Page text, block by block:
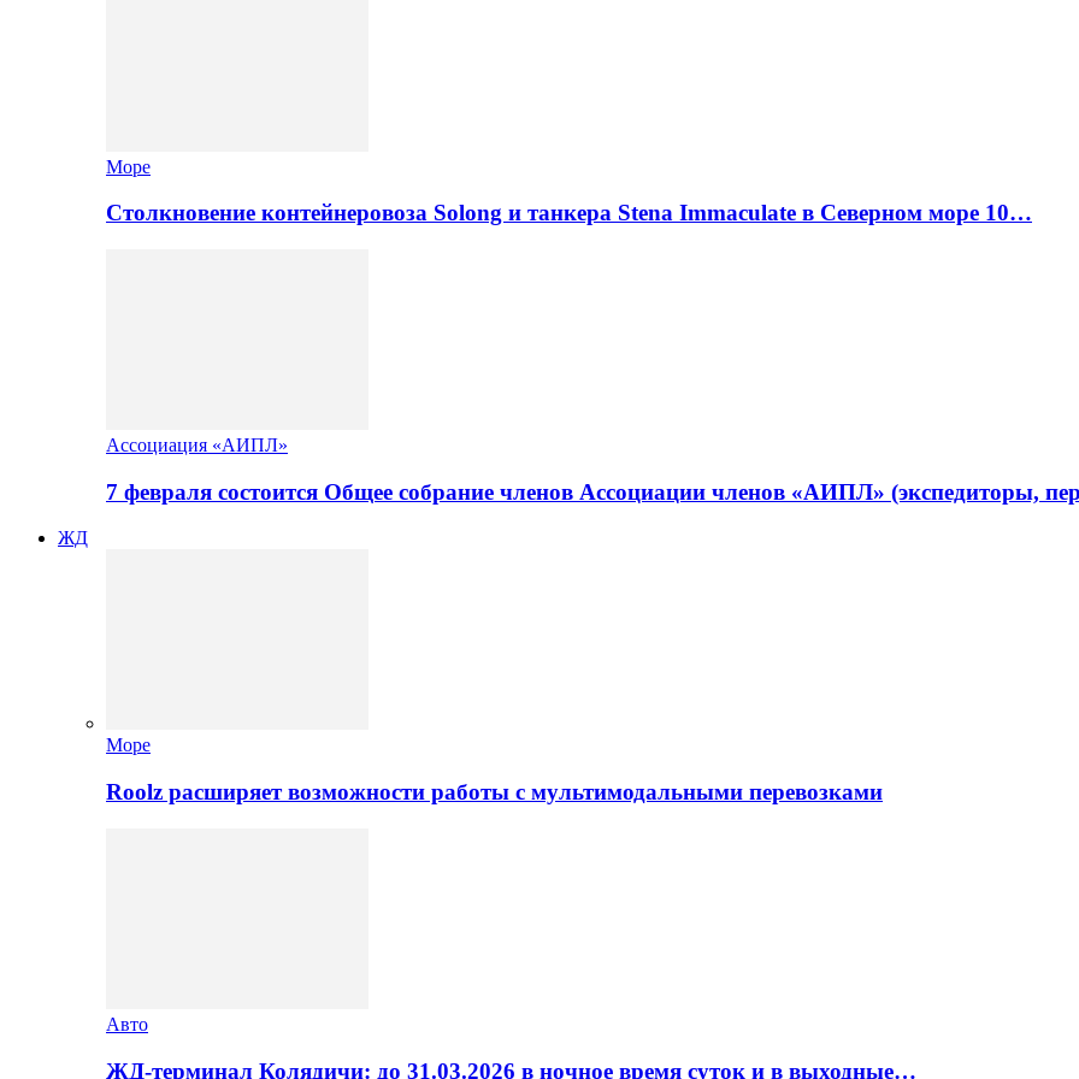
Море
Столкновение контейнеровоза Solong и танкера Stena Immaculate в Северном море 10…
Ассоциация «АИПЛ»
7 февраля состоится Общее собрание членов Ассоциации членов «АИПЛ» (экспедиторы,
ЖД
Море
Roolz расширяет возможности работы с мультимодальными перевозками
Авто
ЖД-терминал Колядичи: до 31.03.2026 в ночное время суток и в выходные…